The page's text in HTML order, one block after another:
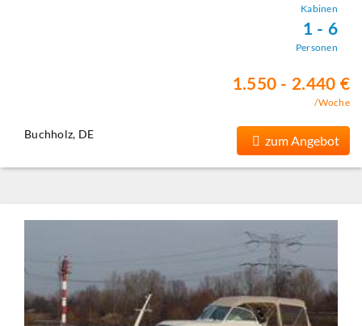
Kabinen
1 - 6
Personen
1.550 - 2.440 €
/Woche
Buchholz, DE zum Angebot